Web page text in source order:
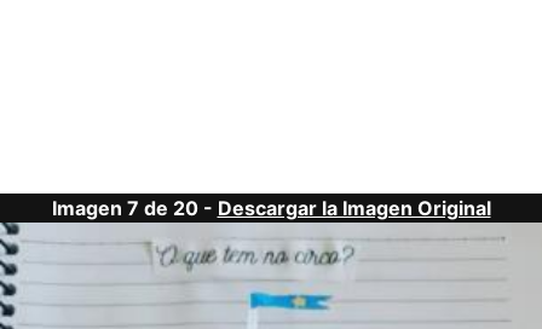
Imagen 7 de 20 - Descargar la Imagen Original